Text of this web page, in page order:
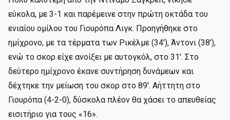
εύκολα, με 3-1 και παρέμεινε στην πρώτη οκτάδα του
ενιαίου ομίλου του Γιουρόπα Λιγκ. Προηγήθηκε στο
ημίχρονο, με τα τέρματα των Ρικέλμε (34'), Άντονι (38'),
ενώ το σκορ είχε ανοίξει με αυτογκόλ, στο 31'. Στο
δεύτερο ημίχρονο έκανε συντήρηση δυνάμεων και
δέχτηκε την μείωση του σκορ στο 89'. Αήττητη στο
Γιουρόπα (4-2-0), δύσκολα πλέον θα χάσει το απευθείας
εισιτήριο για τους «16».